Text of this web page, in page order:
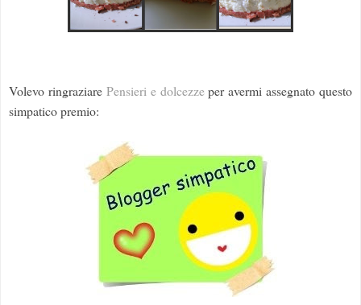
Volevo ringraziare Pensieri e dolcezzeper avermi assegnato questo
simpatico premio: